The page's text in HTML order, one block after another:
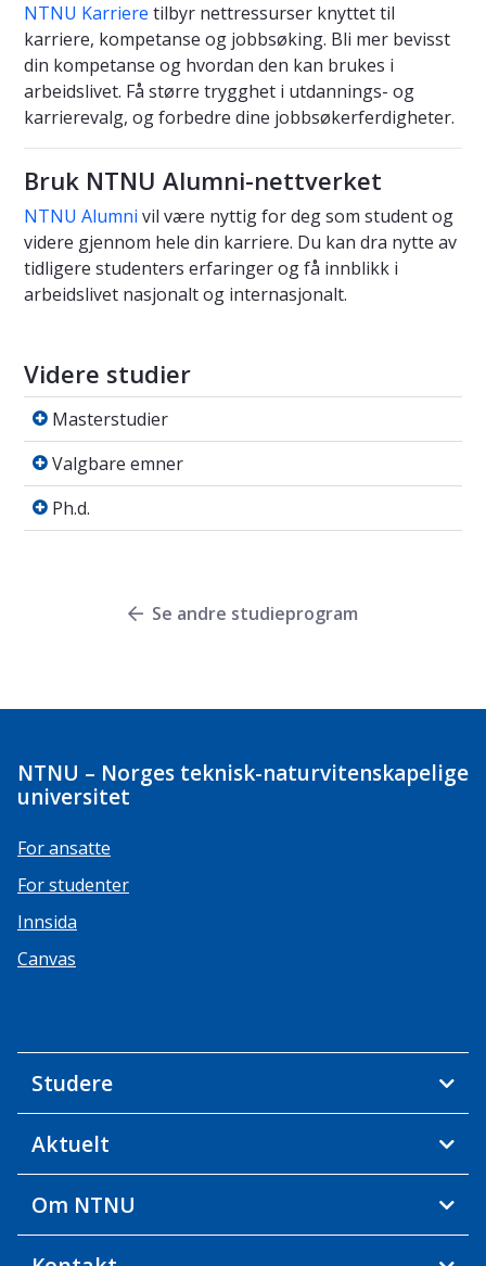
NTNU Karriere tilbyr nettressurser knyttet til
karriere, kompetanse og jobbsøking. Bli mer bevisst
din kompetanse og hvordan den kan brukes i
arbeidslivet. Få større trygghet i utdannings- og
karrierevalg, og forbedre dine jobbsøkerferdigheter.
Bruk NTNU Alumni-nettverket
NTNU Alumni vil være nyttig for deg som student og
videre gjennom hele din karriere. Du kan dra nytte av
tidligere studenters erfaringer og få innblikk i
arbeidslivet nasjonalt og internasjonalt.
Videre studier
Masterstudier
Masterstudier
Valgbare emner
Valgbare emner
Ph.d.Ph.d.
Se andre studieprogram
NTNU – Norges teknisk-naturvitenskapelige
universitet
For ansatte
For studenter
Innsida
Canvas
Studere
Aktuelt
Om NTNU